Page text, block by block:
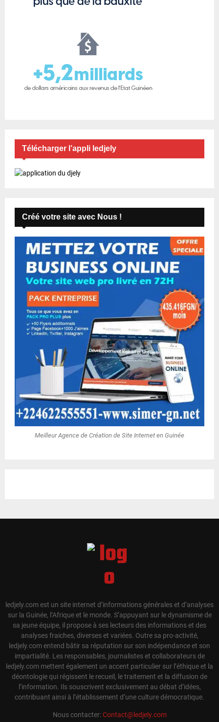
Télécharger l’appli ledjely
Créé votre site avec Nous !
Meilleur Agence de Création de Site Internet en Guinée
ledjely.com est un site internet d’informations générales et d’analyses
sur la Guinée, l’Afrique et le monde. S’appuyant sur le dynamisme de
sa jeune équipe, il propose à ses lecteurs des informations et des
analyses fraiches, diverses et variées. Outre sa pro-activité,
ledjely.com entend bâtir sa réputation sur son indépendance et son
impartialité. Les responsables, journalistes et collaborateurs de
ledjely.com mettent également un accent particulier sur l’éthique et la
déontologie qui régissent le recueil, le traitement et la diffusion de
l’information. Ils souscrivent exclusivement au débat d’idées,
contribuant ainsi à l’établissement d’une culture démocratique.
Nous contacter:Contact@ledjely.com